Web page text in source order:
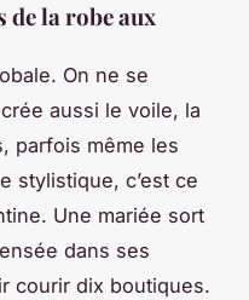
de la robe aux
On ne se
aussi le voile, la
parfois même les
stylistique, c’est ce
Une mariée sort
dans ses
courir dix boutiques.